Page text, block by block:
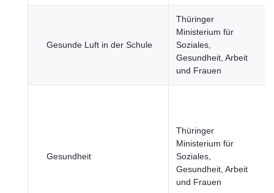
Gesunde Luft in der Schule
Thüringer
Ministerium für
Soziales,
Gesundheit, Arbeit
und Frauen
Gesundheit
Thüringer
Ministerium für
Soziales,
Gesundheit, Arbeit
und Frauen